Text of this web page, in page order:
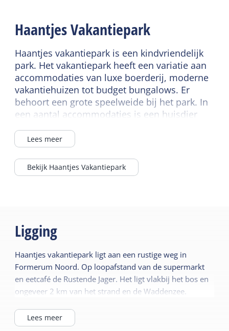
Douche
Haantjes Vakantiepark
Haantjes vakantiepark is een kindvriendelijk
park. Het vakantiepark heeft een variatie aan
accommodaties van luxe boerderij, moderne
vakantiehuizen tot budget bungalows. Er
behoort een grote speelweide bij het park. In
een aantal accommodaties is een huisdier
Lees meer
Bekijk Haantjes Vakantiepark
Ligging
Haantjes vakantiepark ligt aan een rustige weg in
Formerum Noord. Op loopafstand van de supermarkt
en eetcafé de Rustende Jager. Het ligt vlakbij het bos en
ongeveer 2 km van het strand en de Waddenzee.
Lees meer